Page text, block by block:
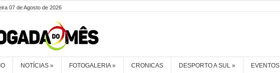
07 de Agosto de 2026
NOTÍCIAS » FOTOGALERIA» CRONICAS DESPORTO A SUL » EVENTOS